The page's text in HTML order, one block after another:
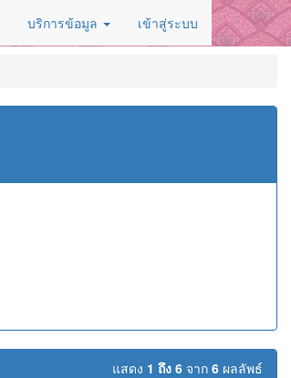
บริการข้อมูล เข้าสู่ระบบ
แสดง 1 ถึง 6 จาก 6 ผลลัพธ์